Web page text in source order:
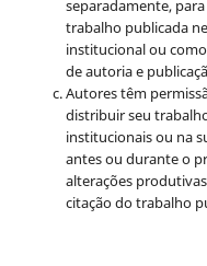
separadamente,
trabalho publicada
institucional ou
de autoria e
Autores têm
distribuir seu
institucionais ou na
antes ou durante o
alterações
citação do trabalho